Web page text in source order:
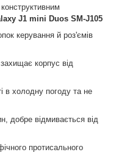
J1 mini Duos SM-J105
керування й роз'ємів
захищає корпус від
в холодну погоду та не
добре відмивається від
протисального